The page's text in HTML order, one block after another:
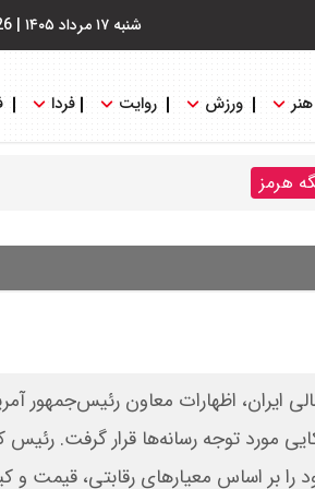
شنبه ۱۷ مرداد ۱۴۰۵ |
ورزش روایت فردا
هرمز
ایران، اظهارات معاون رئیس‌جمهور
مورد توجه رسانه‌ها قرار گرفت. رئیس
را بر اساس معیارهای رقابتی، قیمت و